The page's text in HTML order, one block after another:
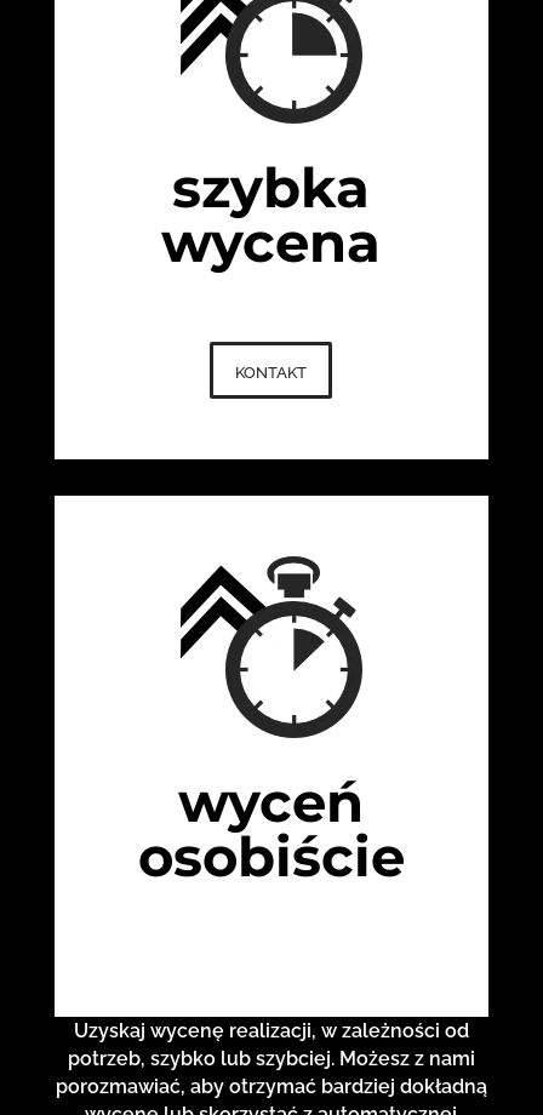
szybka
wycena
kontakt
wyceń
osobiście
Uzyskaj wycenę realizacji, w zależności od
potrzeb, szybko lub szybciej. Możesz z nami
porozmawiać, aby otrzymać bardziej dokładną